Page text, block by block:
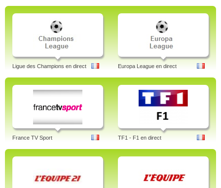
Ligue des Champions en direct Europa League en direct
France TV Sport TF1 - F1 en direct